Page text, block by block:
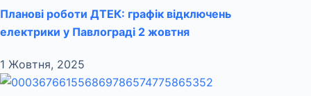
Планові роботи ДТЕК: графік відключень
електрики у Павлограді 2 жовтня
1 Жовтня, 2025